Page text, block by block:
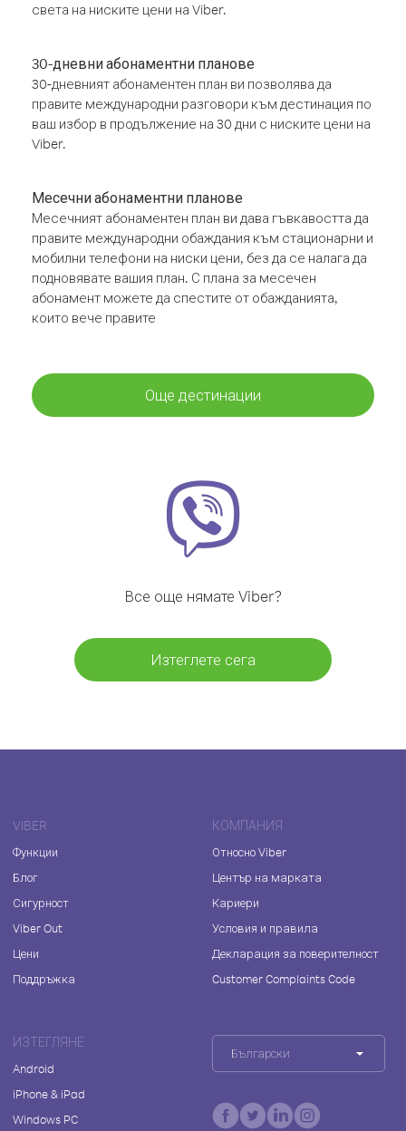
света на ниските цени на Viber.
30-дневни абонаментни планове
30-дневният абонаментен план ви позволява да
правите международни разговори към дестинация по
ваш избор в продължение на 30 дни с ниските цени на
Viber.
Месечни абонаментни планове
Месечният абонаментен план ви дава гъвкавостта да
правите международни обаждания към стационарни и
мобилни телефони на ниски цени, без да се налага да
подновявате вашия план. С плана за месечен
абонамент можете да спестите от обажданията,
които вече правите
Още дестинации
Все още нямате Viber?
Изтеглете сега
VIBER
Функции
Блог
Сигурност
Viber Out
Цени
Поддръжка
КОМПАНИЯ
Относно Viber
Център на марката
Кариери
Условия и правила
Декларация за поверителност
Customer Complaints Code
ИЗТЕГЛЯНЕ
Android
iPhone & iPad
Windows PC
Български